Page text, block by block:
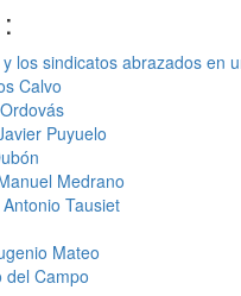
los sindicatos abrazados en
Calvo
Puyuelo
Medrano
Tausiet
Mateo
del Campo